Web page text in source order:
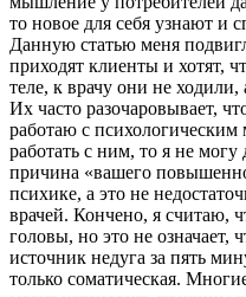
то новое для себя узнают и
Данную статью меня
приходят клиенты и хотят,
теле, к врачу они не ходили,
Их часто разочаровывает,
работаю с
работать с ним, то я не могу
причина «вашего
психике, а это не
врачей. Кончено, я считаю,
головы, но это не
источник недуга за пять
только соматическая.